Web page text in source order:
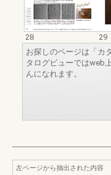
28
29
お探しのページは「カ
タログビューではweb
んになれます。
左ページから抽出された内容